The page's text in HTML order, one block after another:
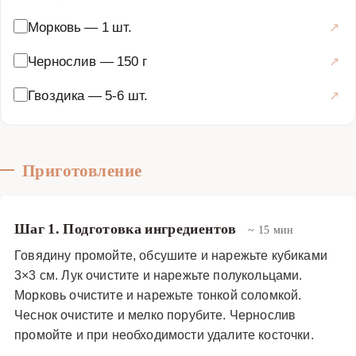
которое подчеркивает его вкусовые оттенки. Это
кушанье не только вкусное, но и полезное: говядина
богата белком и железом, чернослив улучшает
пищеварение, а гвоздика обладает антисептическими
Его освоение под силу даже начинающим кулинарам, а
Основные блюда·Мясные блюда·Томлёное мясо
Морковь — 1 шт.
Чернослив — 150 г
Гвоздика — 5-6 шт.
Приготовление
Шаг 1. Подготовка ингредиентов ~ 15 мин
Говядину промойте, обсушите и нарежьте кубиками
3×3 см. Лук очистите и нарежьте полукольцами.
Морковь очистите и нарежьте тонкой соломкой.
Чеснок очистите и мелко порубите. Чернослив
промойте и при необходимости удалите косточки.